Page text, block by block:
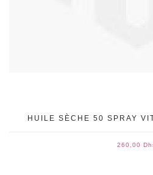
HUILE SÈCHE 50 SPRAY
260,00